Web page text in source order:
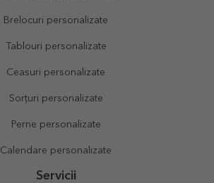
Brelocuri personalizate
Tablouri personalizate
Ceasuri personalizate
Sorțuri personalizate
Perne personalizate
Calendare personalizate
Servicii